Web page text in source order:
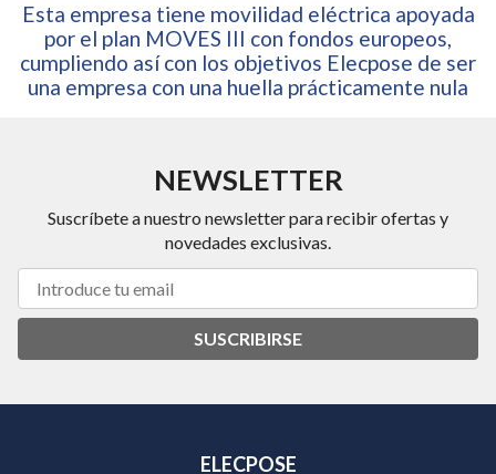
Esta empresa tiene movilidad eléctrica apoyada
por el plan MOVES III con fondos europeos,
cumpliendo así con los objetivos Elecpose de ser
una empresa con una huella prácticamente nula
NEWSLETTER
Suscríbete a nuestro newsletter para recibir ofertas y
novedades exclusivas.
SUSCRIBIRSE
ELECPOSE